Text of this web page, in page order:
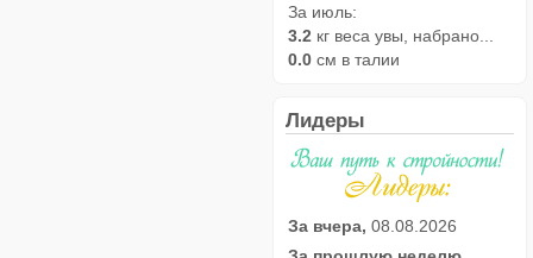
За июль:
3.2 кг веса увы, набрано...
0.0 см в талии
Лидеры
За вчера, 08.08.2026